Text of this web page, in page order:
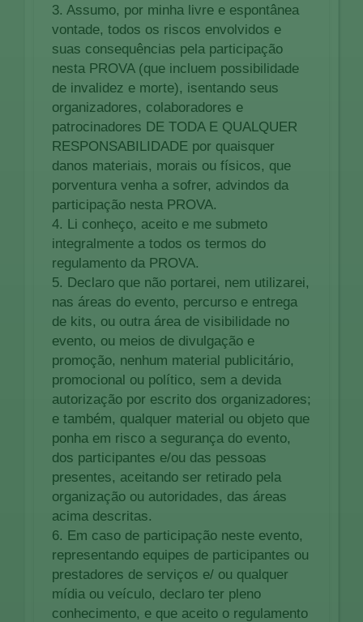
3. Assumo, por minha livre e espontânea
vontade, todos os riscos envolvidos e
suas consequências pela participação
nesta PROVA (que incluem possibilidade
de invalidez e morte), isentando seus
organizadores, colaboradores e
patrocinadores DE TODA E QUALQUER
RESPONSABILIDADE por quaisquer
danos materiais, morais ou físicos, que
porventura venha a sofrer, advindos da
participação nesta PROVA.
4. Li conheço, aceito e me submeto
integralmente a todos os termos do
regulamento da PROVA.
5. Declaro que não portarei, nem utilizarei,
nas áreas do evento, percurso e entrega
de kits, ou outra área de visibilidade no
evento, ou meios de divulgação e
promoção, nenhum material publicitário,
promocional ou político, sem a devida
autorização por escrito dos organizadores;
e também, qualquer material ou objeto que
ponha em risco a segurança do evento,
dos participantes e/ou das pessoas
presentes, aceitando ser retirado pela
organização ou autoridades, das áreas
acima descritas.
6. Em caso de participação neste evento,
representando equipes de participantes ou
prestadores de serviços e/ ou qualquer
mídia ou veículo, declaro ter pleno
conhecimento, e que aceito o regulamento